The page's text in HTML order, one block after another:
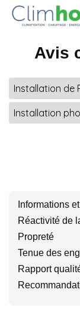
Avis
Installation de
Installation
Informations
Réactivité de
Propreté
Tenue des
Rapport